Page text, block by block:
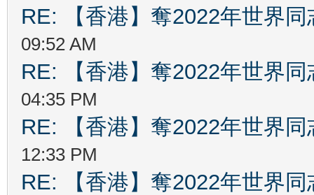
RE: 【香港】奪2022年世界
09:52 AM
RE: 【香港】奪2022年世界
04:35 PM
RE: 【香港】奪2022年世界
12:33 PM
RE: 【香港】奪2022年世界